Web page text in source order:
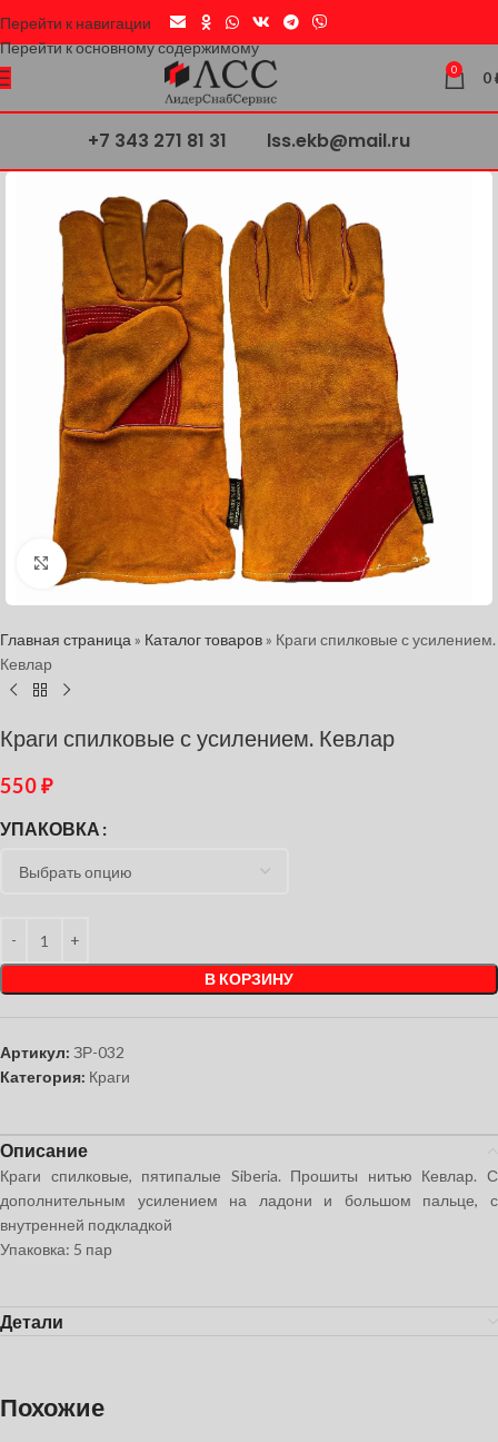
Перейти к навигации
Перейти к основному содержимому
0 0
+7 343 271 81 31 lss.ekb@mail.ru
Нажмите, чтобы увеличить
Главная страница » Каталог товаров» Краги спилковые с усилением.
Кевлар
Краги спилковые с усилением. Кевлар
550₽
УПАКОВКА
В КОРЗИНУ
Артикул: ЗР-032
Категория: Краги
Описание
Краги спилковые, пятипалые Siberia. Прошиты нитью Кевлар. С
дополнительным усилением на ладони и большом пальце, с
внутренней подкладкой
Упаковка: 5 пар
Детали
Похожие